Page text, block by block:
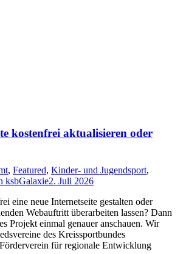
kostenfrei aktualisieren oder
, Featured, Kinder- und Jugendsport,
ksbGalaxie2. Juli 2026
eine neue Internetseite gestalten oder
Webauftritt überarbeiten lassen? Dann
Projekt einmal genauer anschauen. Wir
des Kreissportbundes
für regionale Entwicklung